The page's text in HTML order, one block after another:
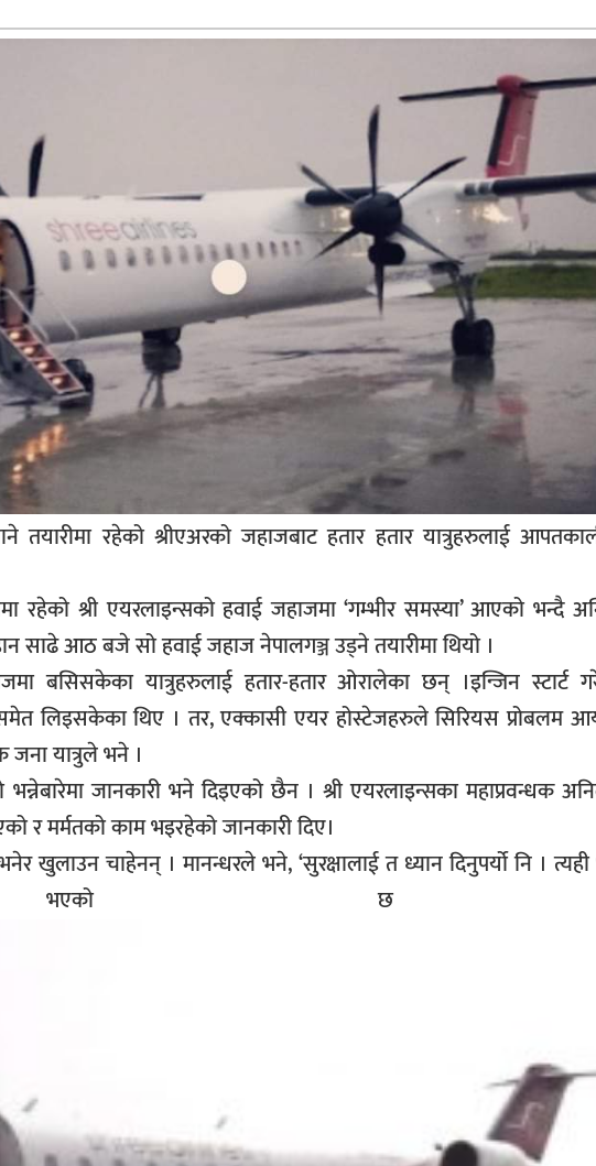
रहेको श्रीएअरको जहाजबाट हतार हतार यात्रुहरुलाई
रहेको श्री एयरलाइन्सको हवाई जहाजमा ‘गम्भीर समस्या’ आएको भन्दै
साढे आठ बजे सो हवाई जहाज नेपालगञ्ज उड्ने तयारीमा थियो ।
बसिसकेका यात्रुहरुलाई हतार-हतार ओरालेका छन् ।इन्जिन स्टार्ट
लिइसकेका थिए । तर, एक्कासी एयर होस्टेजहरुले सिरियस प्रोबलम
यात्रुले भने ।
जानकारी भने दिइएको छैन । श्री एयरलाइन्सका महाप्रवन्धक
र मर्मतको काम भइरहेको जानकारी दिए।
खुलाउन चाहेनन् । मानन्धरले भने, ‘सुरक्षालाई त ध्यान दिनुपर्यो नि ।
भएको छ